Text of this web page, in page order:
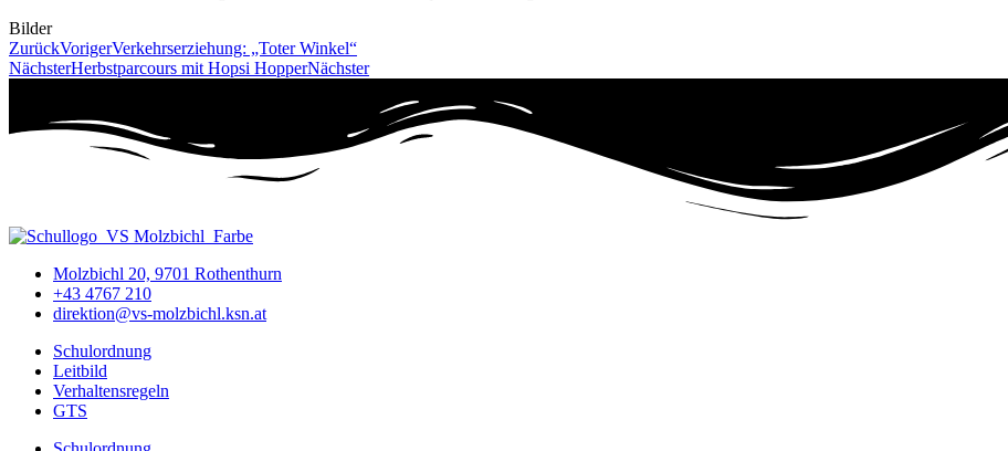
Bilder
ZurückVorigerVerkehrserziehung: „Toter Winkel“
NächsterHerbstparcours mit Hopsi HopperNächster
Molzbichl 20, 9701 Rothenthurn
+43 4767 210
direktion@vs-molzbichl.ksn.at
Schulordnung
Leitbild
Verhaltensregeln
GTS